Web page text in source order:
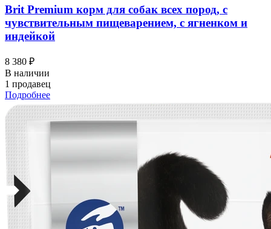
Brit Premium корм для собак всех пород, с
чувствительным пищеварением, с ягненком и
индейкой
8 380 ₽
В наличии
1 продавец
Подробнее